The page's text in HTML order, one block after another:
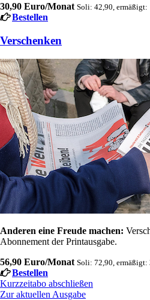
30,90 Euro/Monat Soli: 42,90, ermäßigt:
Bestellen
Verschenken
Anderen eine Freude machen:
Abonnement der Printausgabe.
56,90 Euro/Monat Soli: 72,90, ermäßigt:
Bestellen
Kurzzeitabo abschließen
Zur aktuellen Ausgabe